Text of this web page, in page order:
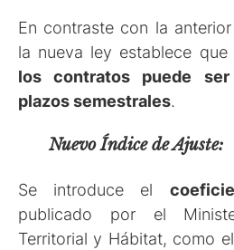
En contraste con la
la nueva ley establece que
los contratos puede
plazos semestrales.
Nuevo Índice de Ajuste:
Se introduce el
publicado por el
Territorial y Hábitat, como el